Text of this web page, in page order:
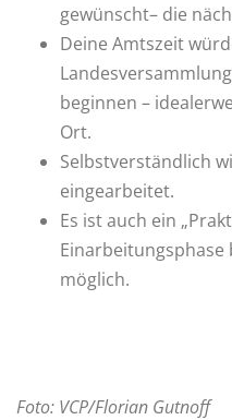
gewünscht– die
Deine Amtszeit
beginnen –
Ort.
Selbstverständlich
eingearbeitet.
Es ist auch ein
möglich.
Foto: VCP/Florian Gutnoff